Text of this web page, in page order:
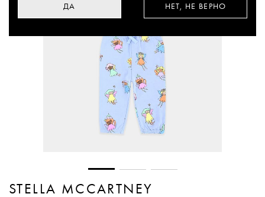
ДА НЕТ, НЕ ВЕРНО
STELLA MCCARTNEY